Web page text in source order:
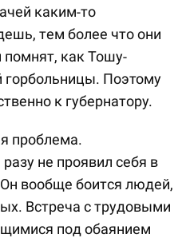
каким-то
тем более что они
помнят, как Тошу-
горбольницы. Поэтому
к губернатору.
проблема.
не проявил себя в
вообще боится людей,
Встреча с трудовыми
под обаянием